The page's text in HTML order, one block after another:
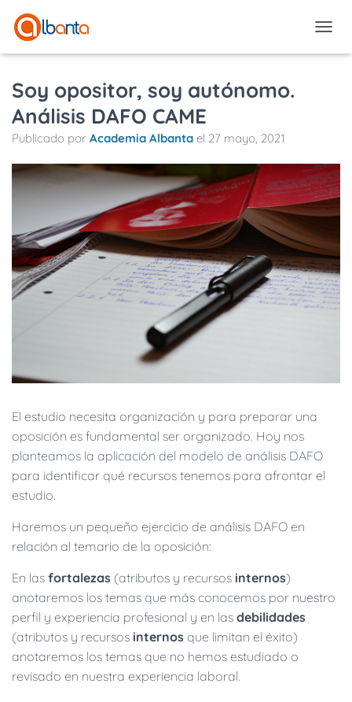
Soy opositor, soy autónomo.
Análisis DAFO CAME
Publicado por Academia Albanta el 27 mayo, 2021
El estudio necesita organización y para preparar una
oposición es fundamental ser organizado. Hoy nos
planteamos la aplicación del modelo de análisis DAFO
para identificar qué recursos tenemos para afrontar el
estudio.
Haremos un pequeño ejercicio de análisis DAFO en
relación al temario de la oposición:
En las fortalezas (atributos y recursos internos)
anotaremos los temas que más conocemos por nuestro
perfil y experiencia profesional y en las debilidades
(atributos y recursos internos que limitan el éxito)
anotaremos los temas que no hemos estudiado o
revisado en nuestra experiencia laboral.